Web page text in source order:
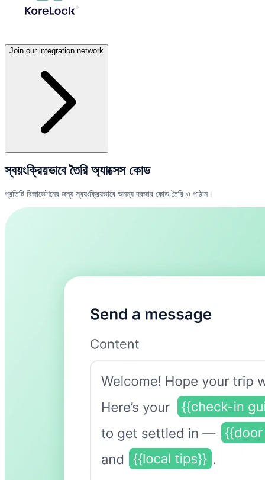
Join our integration network
স্বয়ংক্রিয়ভাবে তৈরি অ্যাক্সেস কোড
প্রতিটি রিজার্ভেশনের জন্য স্বয়ংক্রিয়ভাবে অনন্য দরজার কোড তৈরি ও পাঠান।